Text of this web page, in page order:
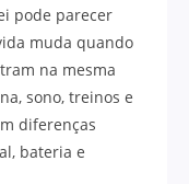
pode parecer
muda quando
na mesma
sono, treinos e
diferenças
bateria e